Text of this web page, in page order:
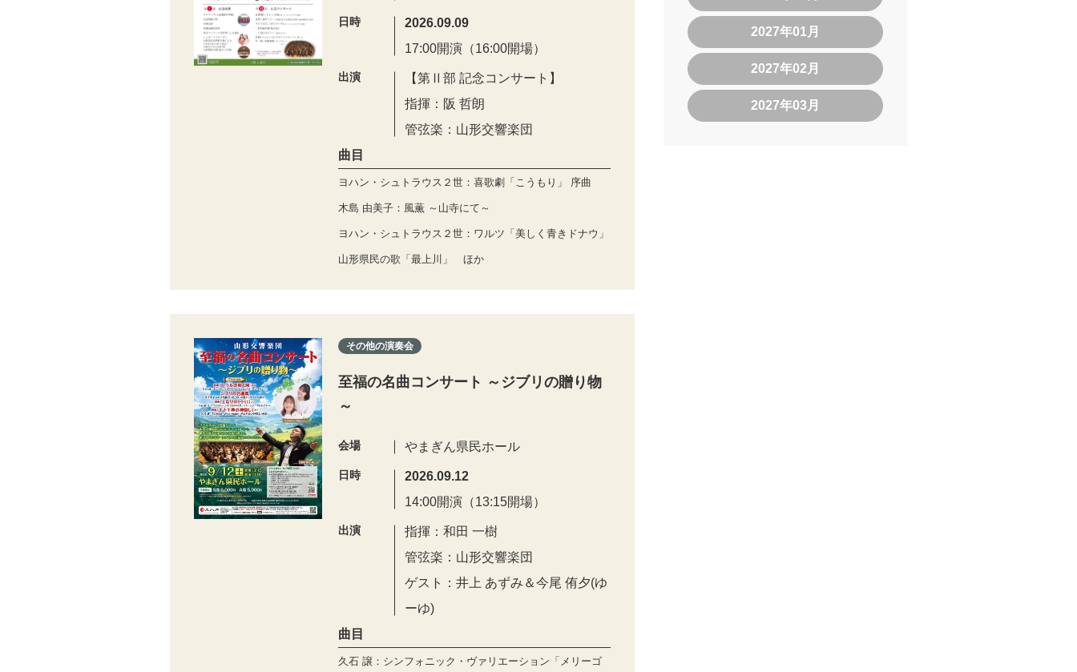
日時
2026.09.09
17:00開演（16:00開場）
出演
【第Ⅱ部 記念コンサート】
指揮：阪 哲朗
管弦楽：山形交響楽団
曲目
ヨハン・シュトラウス２世：喜歌劇「こうもり」 序曲
木島 由美子：風薫 ～山寺にて～
ヨハン・シュトラウス２世：ワルツ「美しく青きドナウ」
山形県民の歌「最上川」 ほか
その他の演奏会
至福の名曲コンサート ～ジブリの贈り物
～
会場 やまぎん県民ホール
日時
2026.09.12
14:00開演（13:15開場）
出演
指揮：和田 一樹
管弦楽：山形交響楽団
ゲスト：井上 あずみ＆今尾 侑夕(ゆ
ーゆ)
曲目
久石 譲：シンフォニック・ヴァリエーション「メリーゴ
2027年01月
2027年02月
2027年03月